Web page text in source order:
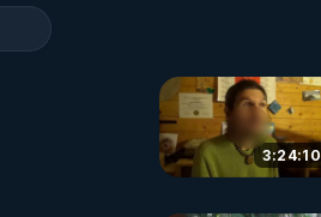
3:24:10